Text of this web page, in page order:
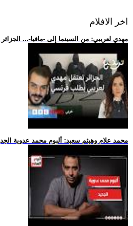
اخر الافلام
.. مهدي لعريبي: من السينما إلى -مافيا-...
.. محمد علام وهيثم سعيد: ألبوم محمد عدوية